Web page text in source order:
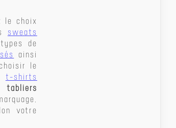
le choix
sweats
de
ainsi
le
t-shirts
tabliers
votre